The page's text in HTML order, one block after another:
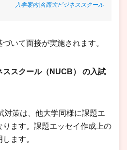
入学案内|名商大ビジネススクール
いて面接が実施されます。
スクール（NUCB）
の入試
対策は、他大学同様に課題エ
ります。課題エッセイ作成上の
ます。